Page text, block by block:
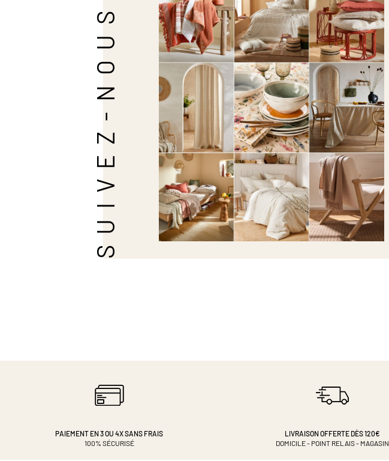
SUIVEZ-NOUS
PAIEMENT EN 3 OU 4XSANS FRAIS
100% SÉCURISÉ
LIVRAISON OFFERTE DÈS 120€
DOMICILE - POINT RELAIS - MAGASIN